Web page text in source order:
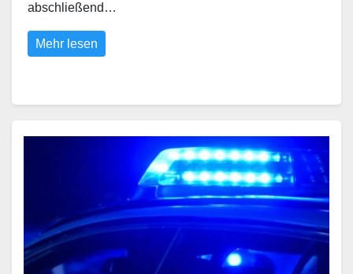
abschließend…
Mehr lesen